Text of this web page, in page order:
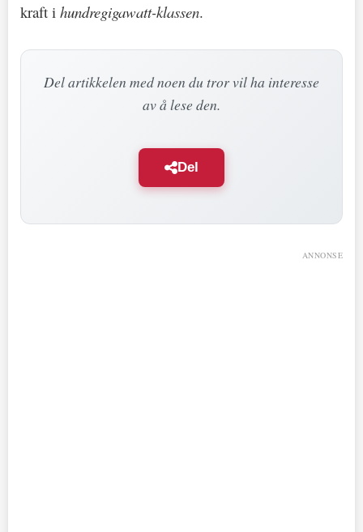
kraft i hundregigawatt-klassen.
Del artikkelen med noen du tror vil ha interesse
av å lese den.
Del
ANNONSE